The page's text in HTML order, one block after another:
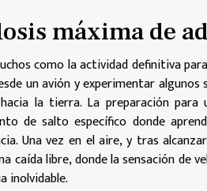
máxima de
como la actividad definitiva
un avión y experimentar algunos
la tierra. La preparación
de salto específico donde
Una vez en el aire, y tras
caída libre, donde la sensación de
inolvidable.